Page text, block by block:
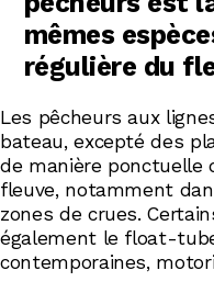
mêmes
régulière du
Les pêcheurs aux
bateau, excepté des
de manière ponctuelle
fleuve, notamment
zones de crues.
également le float-
contemporaines,